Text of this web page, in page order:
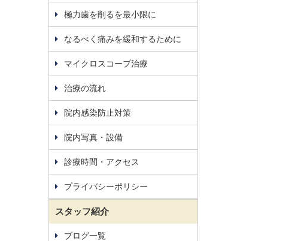
極力歯を削るを最小限に
なるべく痛みを緩和するために
マイクロスコープ治療
治療の流れ
院内感染防止対策
院内写真・設備
診療時間・アクセス
プライバシーポリシー
スタッフ紹介
ブログ一覧